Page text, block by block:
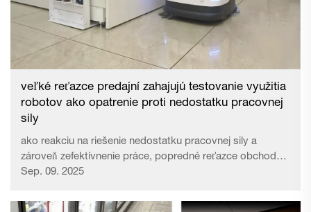
veľké reťazce predajní zahajujú testovanie využitia
robotov ako opatrenie proti nedostatku pracovnej
sily
ako reakciu na riešenie nedostatku pracovnej sily a
zároveň zefektívnenie práce, popredné reťazce obchodov
s potravinami začali testovať zavádzanie robotov, ktoré
spoločnosti Seven-Eleven Japan v Tokiu, štvrti Arakawa,
Sep. 09. 2025